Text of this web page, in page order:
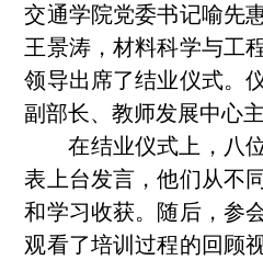
交通学院党委书记喻先
王景涛，材料科学与工
领导出席了结业仪式。
副部长、教师发展中心
在结业仪式上 ， 八
表 上台发言 ，他们从不
和学习收获。 随后， 参
观看了培训过程的回顾